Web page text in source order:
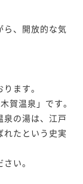
大5％OFF
シャルを選
懐石＞
OUT10:00
¥96,800~
¥ 78,834 ~
でのご予約
名分特典付
OUT10:00
、開放的な気
ます。
賀温泉」です。
の湯は、江戸
れたという史実
い。